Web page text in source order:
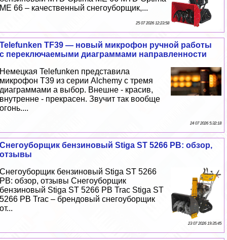
ME 66 – качественный снегоуборщик,...
25 07 2026 12:23:58
Telefunken TF39 — новый микрофон ручной работы
с переключаемыми диаграммами направленности
Немецкая Telefunken представила
микрофон T39 из серии Alchemy с тремя
диаграммами а выбор. Внешне - красив,
внутренне - прекрасен. Звучит так вообще
огонь....
24 07 2026 5:32:18
Снегоуборщик бензиновый Stiga ST 5266 PB: обзор,
отзывы
Снегоуборщик бензиновый Stiga ST 5266
PB: обзор, отзывы Снегоуборщик
бензиновый Stiga ST 5266 PB Trac Stiga ST
5266 PB Trac – брендовый снегоуборщик
от...
23 07 2026 19:35:45